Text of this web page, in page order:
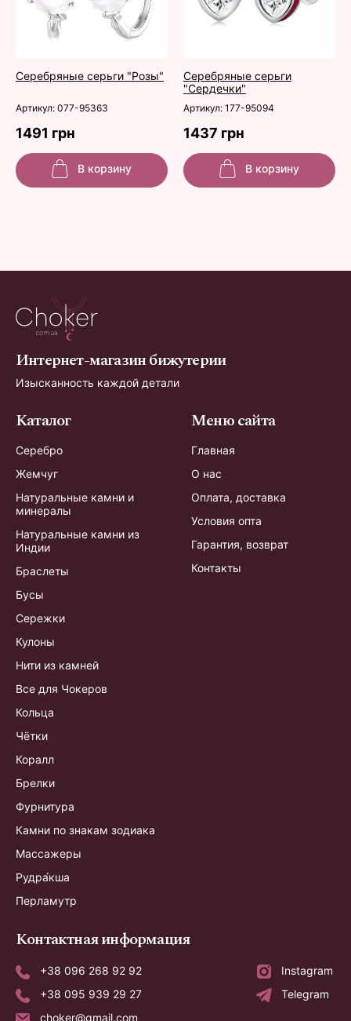
Серебряные серьги "Розы"
Серебряные серьги
"Сердечки"
Артикул: 077-95363 Артикул: 177-95094
1491 грн 1437 грн
В корзину В корзину
Интернет-магазин бижутерии
Изысканность каждой детали
Каталог
Серебро
Жемчуг
Натуральные камни и
минералы
Натуральные камни из
Индии
Браслеты
Бусы
Сережки
Кулоны
Нити из камней
Все для Чокеров
Кольца
Чётки
Коралл
Брелки
Фурнитура
Камни по знакам зодиака
Массажеры
Рудра́кша
Перламутр
Меню сайта
Главная
О нас
Оплата, доставка
Условия опта
Гарантия, возврат
Контакты
Контактная информация
+38 096 268 92 92
Instagram
+38 095 939 29 27
Telegram
choker@gmail.com